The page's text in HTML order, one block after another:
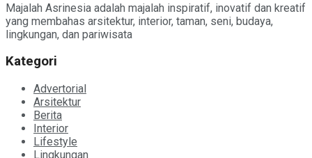
Majalah Asrinesia adalah majalah inspiratif, inovatif dan kreatif
yang membahas arsitektur, interior, taman, seni, budaya,
lingkungan, dan pariwisata
Kategori
Advertorial
Arsitektur
Berita
Interior
Lifestyle
Lingkungan